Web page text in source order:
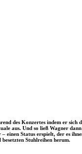
des Konzertes indem er
aus. Und so ließ Wagner
Status erspielt, der es
Stuhlreihen herum.